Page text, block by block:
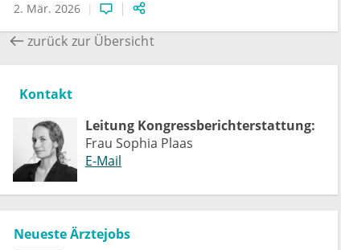
2. Mär. 2026
zurück zur Übersicht
Kontakt
Leitung Kongressberichterstattung:
Frau Sophia Plaas
E-Mail
Neueste Ärztejobs